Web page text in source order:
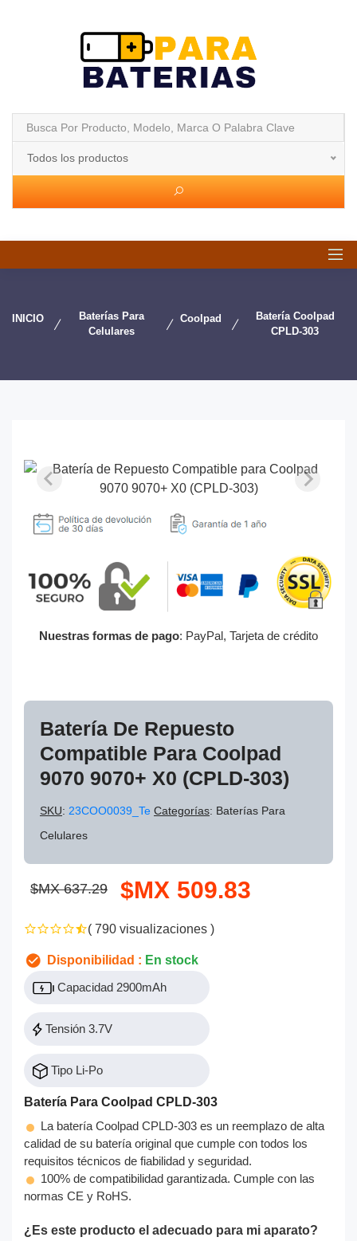
Todos los productos
INICIO
Baterías Para
Celulares
Coolpad
Batería Coolpad
CPLD-303
Nuestras formas de pago: PayPal, Tarjeta de crédito
Batería De Repuesto
Compatible Para Coolpad
9070 9070+ X0 (CPLD-303)
SKU: 23COO0039_Te Categorías: Baterías Para
Celulares
$MX 637.29 $MX 509.83
( 790 visualizaciones )
Disponibilidad : En stock
Capacidad 2900mAh
Tensión 3.7V
Tipo Li-Po
Batería Para Coolpad CPLD-303
La batería Coolpad CPLD-303 es un reemplazo de alta
calidad de su batería original que cumple con todos los
requisitos técnicos de fiabilidad y seguridad.
100% de compatibilidad garantizada. Cumple con las
normas CE y RoHS.
¿Es este producto el adecuado para mi aparato?